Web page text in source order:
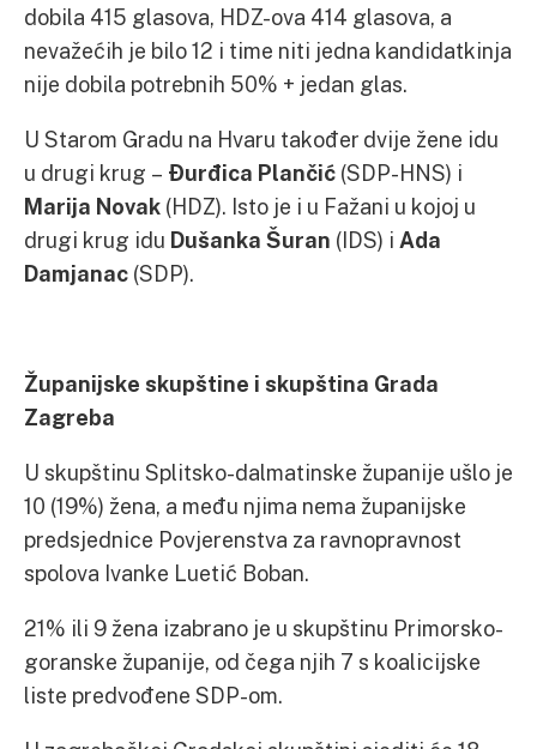
dobila 415 glasova, HDZ-ova 414 glasova, a
nevažećih je bilo 12 i time niti jedna kandidatkinja
nije dobila potrebnih 50% + jedan glas.
U Starom Gradu na Hvaru također dvije žene idu
u drugi krug – Đurđica Plančić (SDP-HNS) i
Marija Novak (HDZ). Isto je i u Fažani u kojoj u
drugi krug idu Dušanka Šuran (IDS) i Ada
Damjanac (SDP).
Županijske skupštine i skupština Grada
Zagreba
U skupštinu Splitsko-dalmatinske županije ušlo je
10 (19%) žena, a među njima nema županijske
predsjednice Povjerenstva za ravnopravnost
spolova Ivanke Luetić Boban.
21% ili 9 žena izabrano je u skupštinu Primorsko-
goranske županije, od čega njih 7 s koalicijske
liste predvođene SDP-om.